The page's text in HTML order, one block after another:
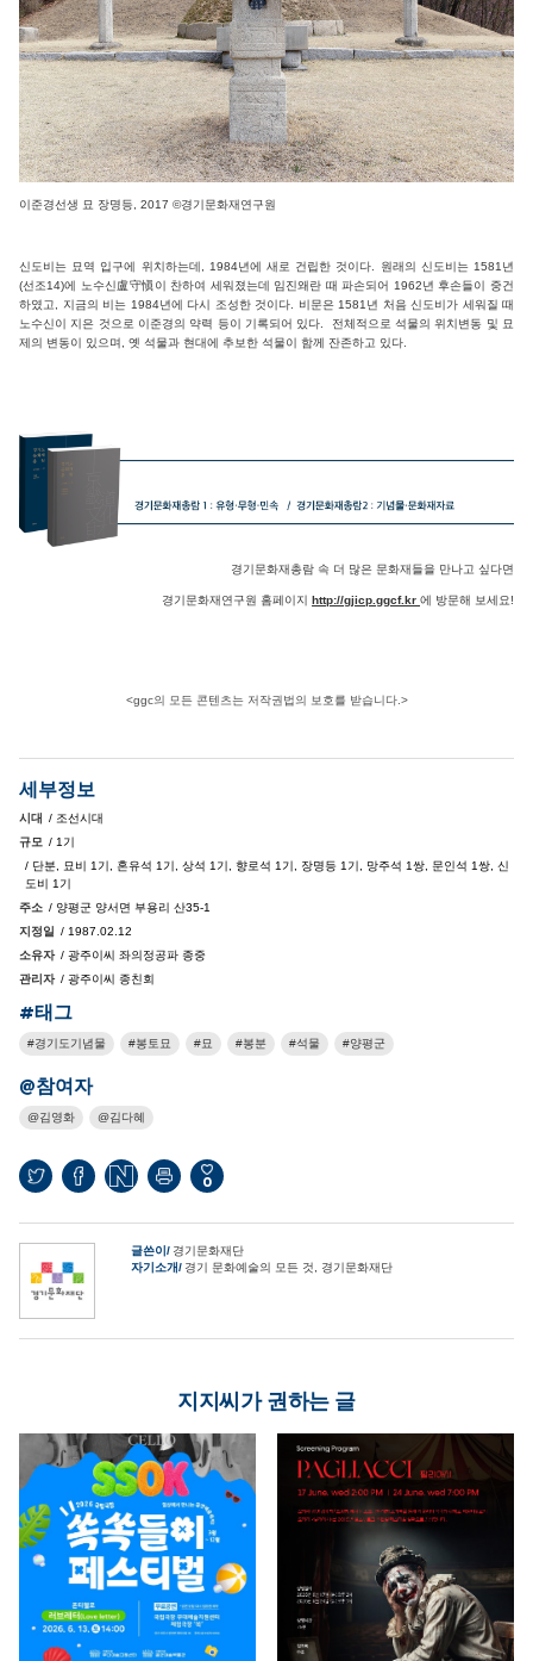
이준경선생 묘 장명등, 2017 ©경기문화재연구원
신도비는 묘역 입구에 위치하는데, 1984년에 새로 건립한 것이다. 원래의 신도비는 1581년
(선조14)에 노수신盧守愼이 찬하여 세워졌는데 임진왜란 때 파손되어 1962년 후손들이 중건
하였고, 지금의 비는 1984년에 다시 조성한 것이다. 비문은 1581년 처음 신도비가 세워질 때
노수신이 지은 것으로 이준경의 약력 등이 기록되어 있다. 전체적으로 석물의 위치변동 및 묘
제의 변동이 있으며, 옛 석물과 현대에 추보한 석물이 함께 잔존하고 있다.
경기문화재총람 속 더 많은 문화재들을 만나고 싶다면
경기문화재연구원 홈페이지 http://gjicp.ggcf.kr 에 방문해 보세요!
<ggc의 모든 콘텐츠는 저작권법의 보호를 받습니다.>
세부정보
시대
/ 조선시대
규모 / 1기
/ 단분, 묘비 1기, 혼유석 1기, 상석 1기, 향로석 1기, 장명등 1기, 망주석 1쌍, 문인석 1쌍, 신
도비 1기
주소 / 양평군 양서면 부용리 산35-1
지정일 / 1987.02.12
소유자 / 광주이씨 좌의정공파 종중
관리자 / 광주이씨 종친회
#태그
경기도기념물 봉토묘 묘 봉분 석물 양평군
@참여자
김영화 김다혜
0
글쓴이
경기문화재단
자기소개
경기 문화예술의 모든 것, 경기문화재단
지지씨가 권하는 글